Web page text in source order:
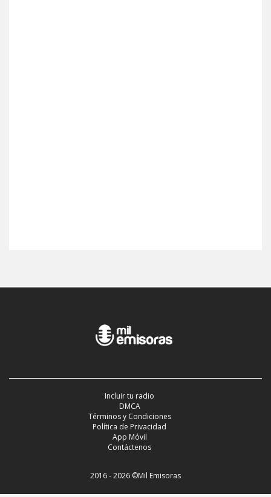
Incluir tu radio
DMCA
Términos y Condiciones
Política de Privacidad
App Móvil
Contáctenos
2016 - 2026 ©Mil Emisoras